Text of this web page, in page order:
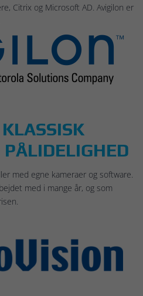
Citrix og Microsoft AD. Avigilon er
med egne kameraer og software.
med i mange år, og som